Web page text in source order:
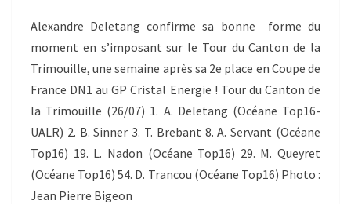
Alexandre Deletang confirme sa bonne forme du
moment en s’imposant sur le Tour du Canton de la
Trimouille, une semaine après sa 2e place en Coupe de
France DN1 au GP Cristal Energie ! Tour du Canton de
la Trimouille (26/07) 1. A. Deletang (Océane Top16-
UALR) 2. B. Sinner 3. T. Brebant 8. A. Servant (Océane
Top16) 19. L. Nadon (Océane Top16) 29. M. Queyret
(Océane Top16) 54. D. Trancou (Océane Top16) Photo :
Jean Pierre Bigeon